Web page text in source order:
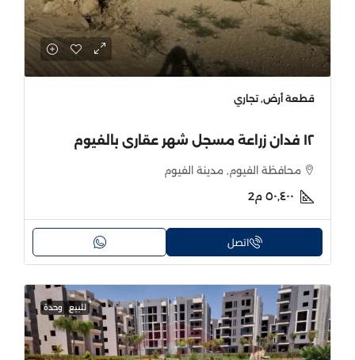
قطعة أرض, تجاري
محافظة الفيوم, مدينة الفيوم
٥٠٬٤٠٠ م2
اتصل
للبيع وحدة